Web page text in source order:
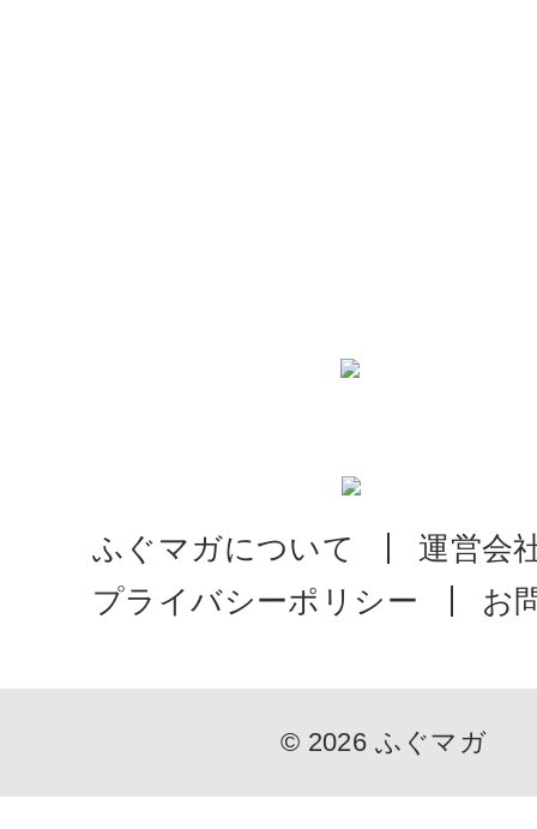
ふぐマガについて
運営会
プライバシーポリシー
お
© 2026 ふぐマガ